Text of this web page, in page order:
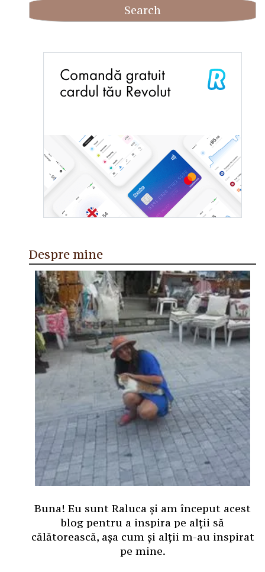
Despre mine
Buna! Eu sunt Raluca și am început acest
blog pentru a inspira pe alții să
călătorească, așa cum și alții m-au inspirat
pe mine.